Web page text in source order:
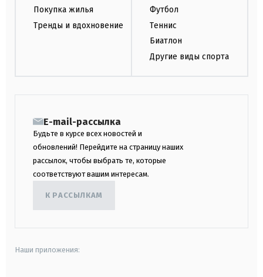
Покупка жилья
Тренды и вдохновение
Футбол
Теннис
Биатлон
Другие виды спорта
E-mail-рассылка
Будьте в курсе всех новостей и
обновлений! Перейдите на страницу наших
рассылок, чтобы выбрать те, которые
соответствуют вашим интересам.
К РАССЫЛКАМ
Наши приложения: